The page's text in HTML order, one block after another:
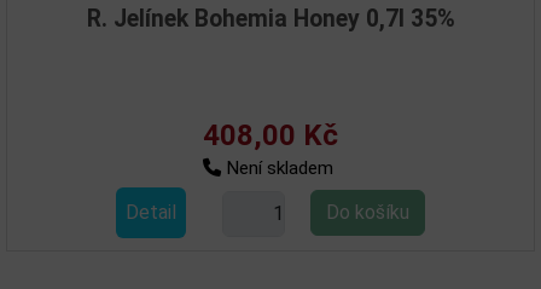
R. Jelínek Bohemia Honey 0,7l 35%
408,00 Kč
Není skladem
Detail